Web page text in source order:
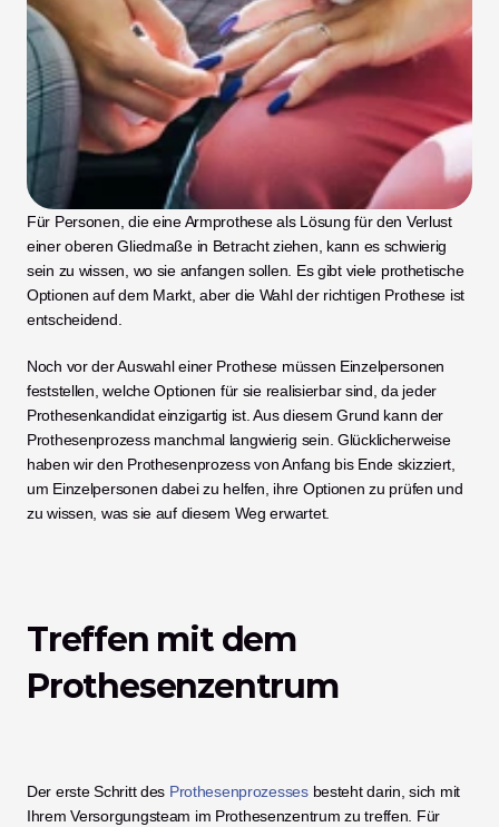
Für Personen, die eine Armprothese als Lösung für den Verlust
einer oberen Gliedmaße in Betracht ziehen, kann es schwierig
sein zu wissen, wo sie anfangen sollen. Es gibt viele prothetische
Optionen auf dem Markt, aber die Wahl der richtigen Prothese ist
entscheidend.
Noch vor der Auswahl einer Prothese müssen Einzelpersonen
feststellen, welche Optionen für sie realisierbar sind, da jeder
Prothesenkandidat einzigartig ist. Aus diesem Grund kann der
Prothesenprozess manchmal langwierig sein. Glücklicherweise
haben wir den Prothesenprozess von Anfang bis Ende skizziert,
um Einzelpersonen dabei zu helfen, ihre Optionen zu prüfen und
zu wissen, was sie auf diesem Weg erwartet.
Treffen mit dem
Prothesenzentrum
Der erste Schritt des Prothesenprozesses besteht darin, sich mit
Ihrem Versorgungsteam im Prothesenzentrum zu treffen. Für